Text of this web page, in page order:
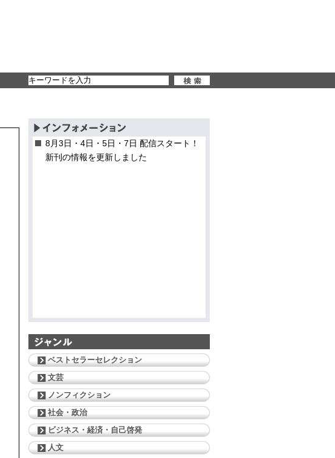
8月3日・4日・5日・7日 配信スタート！
新刊の情報を更新しました
ベストセラーセレクション
文芸
ノンフィクション
社会・政治
ビジネス・経済・自己啓発
人文